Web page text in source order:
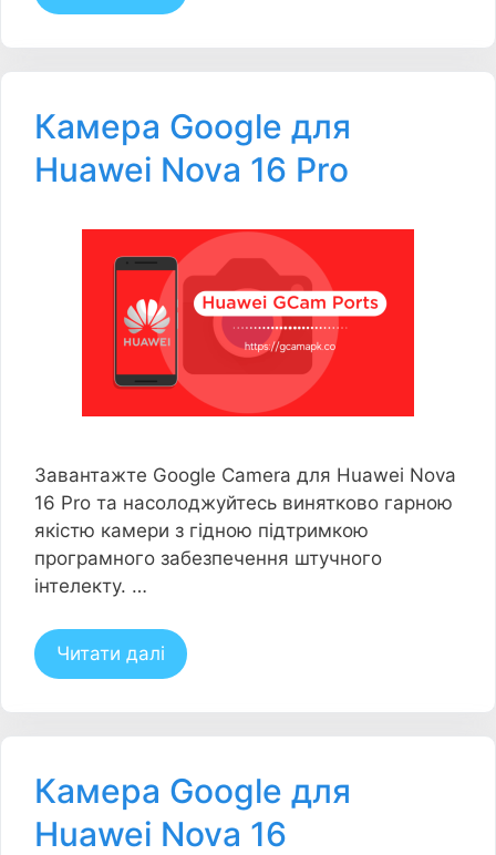
Камера Google для
Huawei Nova 16 Pro
Завантажте Google Camera для Huawei Nova
16 Pro та насолоджуйтесь винятково гарною
якістю камери з гідною підтримкою
програмного забезпечення штучного
інтелекту. …
Читати далі
Камера Google для
Huawei Nova 16